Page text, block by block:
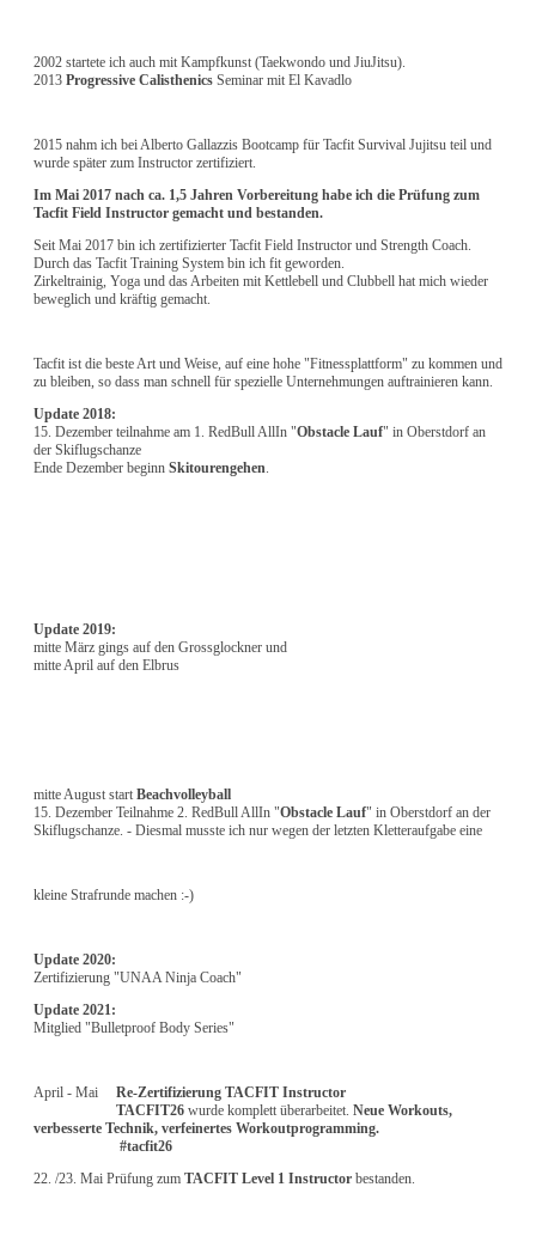
2002 startete ich auch mit Kampfkunst (Taekwondo und JiuJitsu).
2013 Progressive Calisthenics Seminar mit El Kavadlo
2015 nahm ich bei Alberto Gallazzis Bootcamp für Tacfit Survival Jujitsu teil und
wurde später zum Instructor zertifiziert.
Im Mai 2017 nach ca. 1,5 Jahren Vorbereitung habe ich die Prüfung zum
Tacfit Field Instructor gemacht und bestanden.
Seit Mai 2017 bin ich zertifizierter Tacfit Field Instructor und Strength Coach.
Durch das Tacfit Training System bin ich fit geworden.
Zirkeltrainig, Yoga und das Arbeiten mit Kettlebell und Clubbell hat mich wieder
beweglich und kräftig gemacht.
Tacfit ist die beste Art und Weise, auf eine hohe "Fitnessplattform" zu kommen und
zu bleiben, so dass man schnell für spezielle Unternehmungen auftrainieren kann.
Update 2018:
15. Dezember teilnahme am 1. RedBull AllIn "Obstacle Lauf" in Oberstdorf an
der Skiflugschanze
Ende Dezember beginn Skitourengehen
Update 2019:
mitte März gings auf den Grossglockner und
mitte April auf den Elbrus
mitte August start Beachvolleyball
15. Dezember Teilnahme 2. RedBull AllIn "Obstacle Lauf" in Oberstdorf an der
Skiflugschanze. - Diesmal musste ich nur wegen der letzten Kletteraufgabe eine
kleine Strafrunde machen :-)
Update 2020:
Zertifizierung "UNAA Ninja Coach"
Update 2021:
Mitglied "Bulletproof Body Series"
April - Mai Re-Zertifizierung TACFIT Instructor
TACFIT26 wurde komplett überarbeitet. Neue Workouts,
verbesserte Technik, verfeinertes Workoutprogramming.
#tacfit26
22. /23. Mai Prüfung zum TACFIT Level 1 Instructor bestanden.